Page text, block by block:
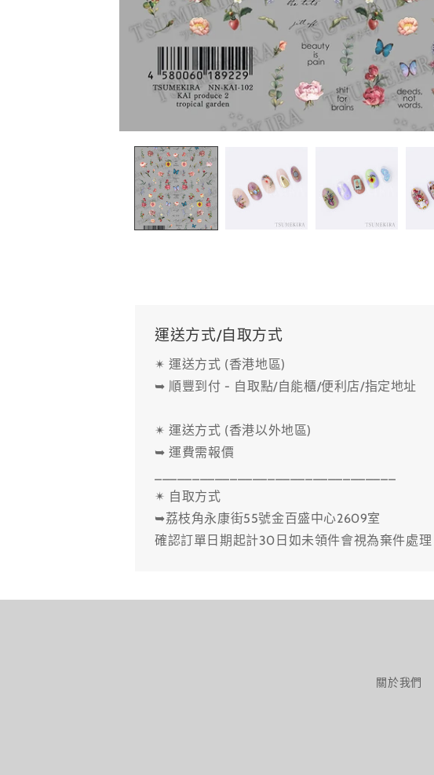
運送方式/自取方式
✴ 運送方式 (香港地區)
➥ 順豐到付 - 自取點/自能櫃/便利店/指定地址
✴ 運送方式 (香港以外地區)
➥ 運費需報價
✴ 自取方式
➥荔枝角永康街55號金百盛中心2609室
確認訂單日期起計30日如未領件會視為棄件處理
關於我們